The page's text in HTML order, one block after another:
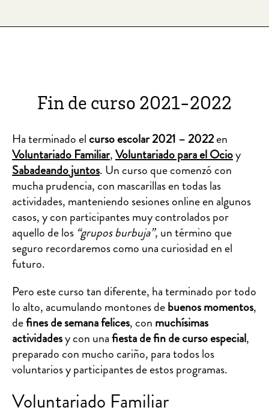
Fin de curso 2021-2022
Ha terminado elcurso escolar 2021 – 2022en
Voluntariado Familiar,Voluntariado para el Ocioy
Sabadeando juntos. Un curso que comenzó con
mucha prudencia, con mascarillas en todas las
actividades, manteniendo sesiones online en algunos
casos, y con participantes muy controlados por
aquello de los “grupos burbuja”, un término que
seguro recordaremos como una curiosidad en el
futuro.
Pero este curso tan diferente, ha terminado por todo
lo alto, acumulando montones debuenos momentos,
defines de semana felices, con muchísimas
actividadesy con unafiesta de fin de curso especial,
preparado con mucho cariño, para todos los
voluntarios y participantes de estos programas.
Voluntariado Familiar